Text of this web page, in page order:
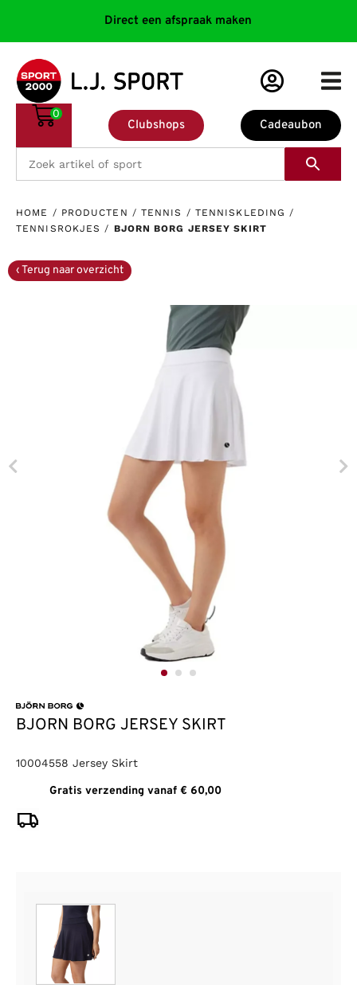
Direct een afspraak maken
Cadeaubon
Clubshops
0
HOME / PRODUCTEN / TENNIS / TENNISKLEDING /
TENNISROKJES / BJORN BORG JERSEY SKIRT
BJORN BORG JERSEY SKIRT
10004558 Jersey Skirt
Gratis verzending vanaf € 60,00